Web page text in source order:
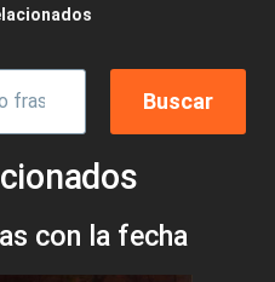
de ayuda a la
con la fecha